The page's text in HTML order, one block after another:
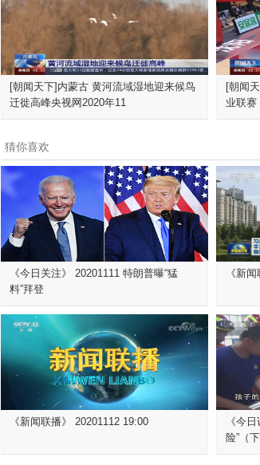
[朝闻天下]内蒙古 黄河流域湿地迎来候鸟
迁徙高峰央视网2020年11
[朝闻
业联赛
猜你喜欢
《今日关注》 20201111 特朗普曝“猛
料”拜登
《新
《新闻联播》 20201112 19:00
《今
险”（下